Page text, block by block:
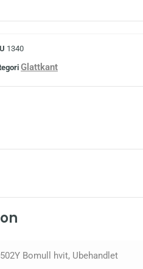
1340
Glattkant
Bomull hvit, Ubehandlet